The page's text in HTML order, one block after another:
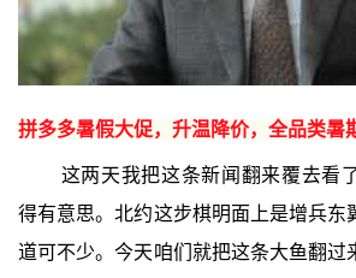
拼多多暑假大促，升温降价，全品类暑
这两天我把这条新闻翻来覆去看
得有意思。北约这步棋明面上是增兵东
道可不少。今天咱们就把这条大鱼翻过